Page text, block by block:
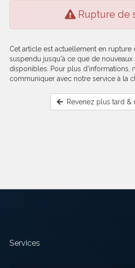
Rupture de
Cet article est actuellement en
suspendu jusqu'à ce que de nouveaux
disponibles. Pour plus d'informations,
communiquer avec notre service à la
Revenez plus tard &
Services